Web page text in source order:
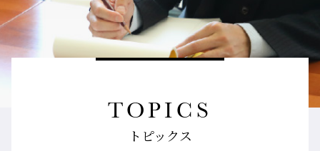
TOPICS
トピックス